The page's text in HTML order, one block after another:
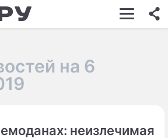
ШОУ-БИЗНЕС
КИНО
на 6
неизлечимая